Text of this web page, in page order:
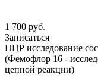
1 700 руб.
Записаться
ПЦР исследование
(Фемофлор 16 -
цепной реакции)